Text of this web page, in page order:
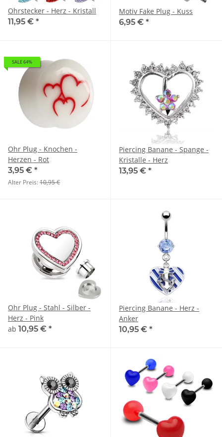
Ohrstecker - Herz - Kristall
11,95 € *
Motiv Fake Plug - Kuss
6,95 € *
SALE 64%
Ohr Plug - Knochen -
Herzen - Rot
3,95 € *
Alter Preis:10,95 €
Piercing Banane - Spange -
Kristalle - Herz
13,95 € *
Ohr Plug - Stahl - Silber -
Herz - Pink
ab 10,95 € *
Piercing Banane - Herz -
Anker
10,95 € *